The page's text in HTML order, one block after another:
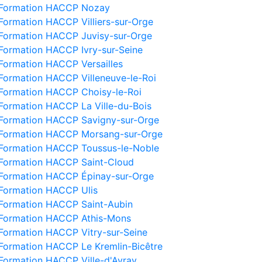
HACCP Nozay
HACCP Villiers-sur-Orge
HACCP Juvisy-sur-Orge
HACCP Ivry-sur-Seine
HACCP Versailles
HACCP Villeneuve-le-Roi
HACCP Choisy-le-Roi
HACCP La Ville-du-Bois
HACCP Savigny-sur-Orge
HACCP Morsang-sur-Orge
HACCP Toussus-le-Noble
HACCP Saint-Cloud
HACCP Épinay-sur-Orge
HACCP Ulis
HACCP Saint-Aubin
HACCP Athis-Mons
HACCP Vitry-sur-Seine
HACCP Le Kremlin-Bicêtre